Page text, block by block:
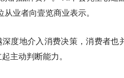
从业者向壹览商业表示。
度地介入消费决策，消费者也
主动判断能力。